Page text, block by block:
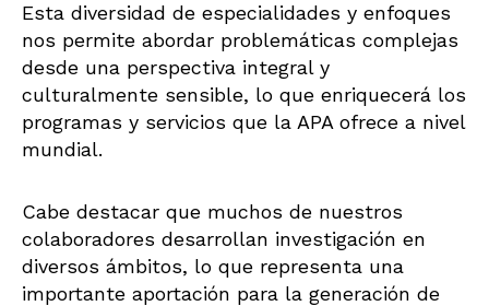
Esta diversidad de especialidades y enfoques
nos permite abordar problemáticas complejas
desde una perspectiva integral y
culturalmente sensible, lo que enriquecerá los
programas y servicios que la APA ofrece a nivel
mundial.
Cabe destacar que muchos de nuestros
colaboradores desarrollan investigación en
diversos ámbitos, lo que representa una
importante aportación para la generación de